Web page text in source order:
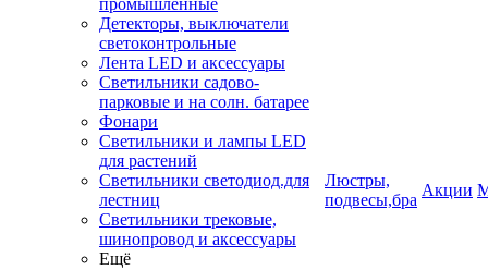
промышленные
Детекторы, выключатели
светоконтрольные
Лента LED и аксессуары
Светильники садово-
парковые и на солн. батарее
Фонари
Светильники и лампы LED
для растений
Светильники светодиод.для
лестниц
Светильники трековые,
шинопровод и аксессуары
Ещё
Люстры,
подвесы,бра
Акции